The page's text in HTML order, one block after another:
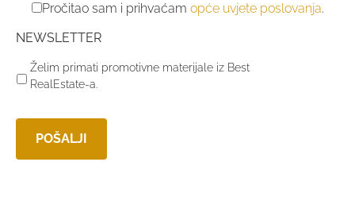
Pročitao sam i prihvaćam opće uvjete poslovanja.
NEWSLETTER
Želim primati promotivne materijale iz Best
RealEstate-a.